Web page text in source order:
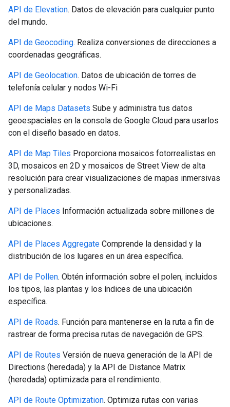
API de Elevation. Datos de elevación para cualquier punto
del mundo.
API de Geocoding. Realiza conversiones de direcciones a
coordenadas geográficas.
API de Geolocation. Datos de ubicación de torres de
telefonía celular y nodos Wi-Fi
API de Maps Datasets Sube y administra tus datos
geoespaciales en la consola de Google Cloud para usarlos
con el diseño basado en datos.
API de Map Tiles Proporciona mosaicos fotorrealistas en
3D, mosaicos en 2D y mosaicos de Street View de alta
resolución para crear visualizaciones de mapas inmersivas
y personalizadas.
API de Places Información actualizada sobre millones de
ubicaciones.
API de Places Aggregate Comprende la densidad y la
distribución de los lugares en un área específica.
API de Pollen. Obtén información sobre el polen, incluidos
los tipos, las plantas y los índices de una ubicación
específica.
API de Roads. Función para mantenerse en la ruta a fin de
rastrear de forma precisa rutas de navegación de GPS.
API de Routes Versión de nueva generación de la API de
Directions (heredada) y la API de Distance Matrix
(heredada) optimizada para el rendimiento.
API de Route Optimization. Optimiza rutas con varias